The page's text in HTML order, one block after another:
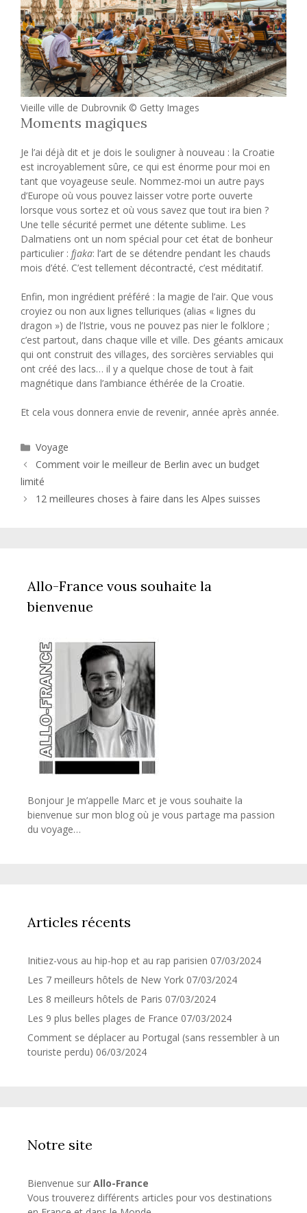
Vieille ville de Dubrovnik © Getty Images
Moments magiques
Je l’ai déjà dit et je dois le souligner à nouveau : la Croatie
est incroyablement sûre, ce qui est énorme pour moi en
tant que voyageuse seule. Nommez-moi un autre pays
d’Europe où vous pouvez laisser votre porte ouverte
lorsque vous sortez et où vous savez que tout ira bien ?
Une telle sécurité permet une détente sublime. Les
Dalmatiens ont un nom spécial pour cet état de bonheur
particulier : fjaka: l’art de se détendre pendant les chauds
mois d’été. C’est tellement décontracté, c’est méditatif.
Enfin, mon ingrédient préféré : la magie de l’air. Que vous
croyiez ou non aux lignes telluriques (alias « lignes du
dragon ») de l’Istrie, vous ne pouvez pas nier le folklore ;
c’est partout, dans chaque ville et ville. Des géants amicaux
qui ont construit des villages, des sorcières serviables qui
ont créé des lacs… il y a quelque chose de tout à fait
magnétique dans l’ambiance éthérée de la Croatie.
Et cela vous donnera envie de revenir, année après année.
Catégories
Voyage
Comment voir le meilleur de Berlin avec un budget
limité
12 meilleures choses à faire dans les Alpes suisses
Allo-France vous souhaite la
bienvenue
Bonjour Je m’appelle Marc et je vous souhaite la
bienvenue sur mon blog où je vous partage ma passion
du voyage…
Articles récents
Initiez-vous au hip-hop et au rap parisien 07/03/2024
Les 7 meilleurs hôtels de New York 07/03/2024
Les 8 meilleurs hôtels de Paris 07/03/2024
Les 9 plus belles plages de France 07/03/2024
Comment se déplacer au Portugal (sans ressembler à un
touriste perdu) 06/03/2024
Notre site
Bienvenue sur Allo-France
Vous trouverez différents articles pour vos destinations